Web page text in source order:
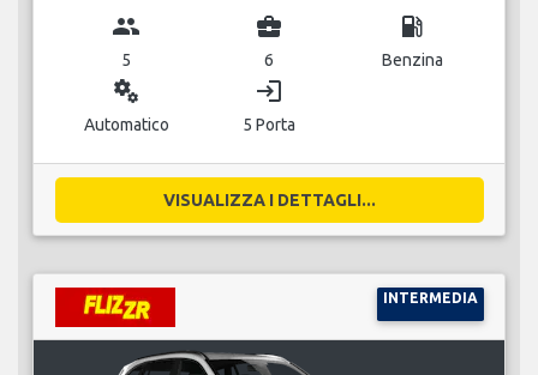
group
5
business_center
6
local_gas_station
Benzina
miscellaneous_services
Automatico
login
5 Porta
VISUALIZZA I DETTAGLI...
INTERMEDIA